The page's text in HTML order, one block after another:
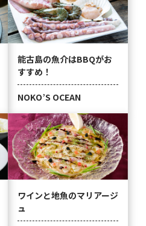
能古島の魚介はBBQがお
すすめ！
NOKO’S OCEAN
ワインと地魚のマリアージ
ュ